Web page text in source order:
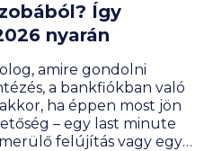
Így
nyarán
amire gondolni
a bankfiókban való
ha éppen most jön
– egy last minute
felújítás vagy egy